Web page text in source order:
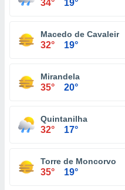
34° 19°
Macedo de Cavaleiros
32° 19°
Mirandela
35° 20°
Quintanilha
32° 17°
Torre de Moncorvo
35° 19°